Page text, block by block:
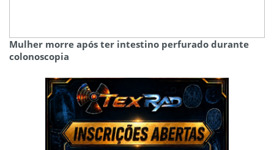
Mulher morre após ter intestino perfurado durante
colonoscopia